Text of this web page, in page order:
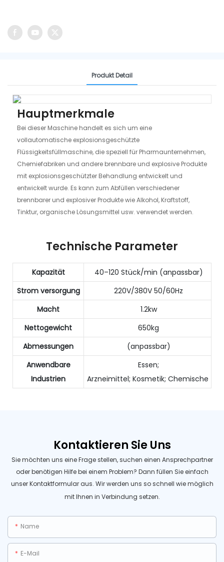
Produkt Detail
Hauptmerkmale
Bei dieser Maschine handelt es sich um eine
vollautomatische explosionsgeschützte
Flüssigkeitsfüllmaschine, die speziell für Pharmaunternehmen,
Chemiefabriken und andere brennbare und explosive Produkte
mit explosionsgeschützter Behandlung entwickelt und
entwickelt wurde. Es kann zum Abfüllen verschiedener
brennbarer und explosiver Produkte wie Alkohol, Kraftstoff,
Tinktur, organische Lösungsmittel usw. verwendet werden.
Technische Parameter
Kapazität
40–120 Stück/min (anpassbar)
Strom versorgung
220V/380V 50/60Hz
Macht
1.2kw
Nettogewicht
650kg
Abmessungen
(anpassbar)
Anwendbare
Industrien
Essen;
Arzneimittel; Kosmetik; Chemische
Kontaktieren Sie Uns
Sie möchten uns eine Frage stellen, suchen einen Ansprechpartner
oder benötigen Hilfe bei einem Problem? Dann füllen Sie einfach
unser Kontaktformular aus. Wir werden uns so schnell wie möglich
mit Ihnen in Verbindung setzen.
Name
E-Mail